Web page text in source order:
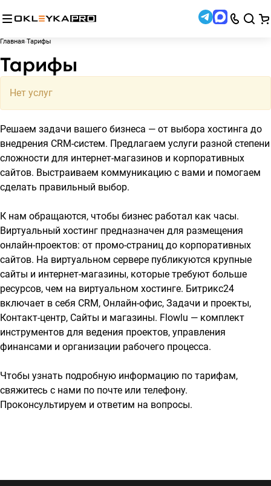
Главная Тарифы
Тарифы
Нет услуг
Решаем задачи вашего бизнеса — от выбора хостинга до
внедрения CRM-систем. Предлагаем услуги разной степени
сложности для интернет-магазинов и корпоративных
сайтов. Выстраиваем коммуникацию с вами и помогаем
сделать правильный выбор.
К нам обращаются, чтобы бизнес работал как часы.
Виртуальный хостинг предназначен для размещения
онлайн-проектов: от промо-страниц до корпоративных
сайтов. На виртуальном сервере публикуются крупные
сайты и интернет-магазины, которые требуют больше
ресурсов, чем на виртуальном хостинге. Битрикс24
включает в себя CRM, Онлайн-офис, Задачи и проекты,
Контакт-центр, Сайты и магазины. Flowlu — комплект
инструментов для ведения проектов, управления
финансами и организации рабочего процесса.
Чтобы узнать подробную информацию по тарифам,
свяжитесь с нами по почте или телефону.
Проконсультируем и ответим на вопросы.